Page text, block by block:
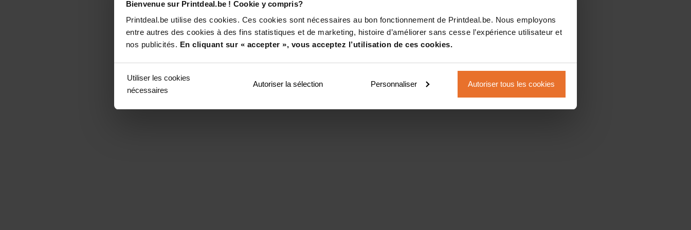
Bienvenue sur Printdeal.be ! Cookie y compris?
Printdeal.be utilise des cookies. Ces cookies sont nécessaires au bon fonctionnement de Printdeal.be. Nous employons
entre autres des cookies à des fins statistiques et de marketing, histoire d’améliorer sans cesse l’expérience utilisateur et
nos publicités. En cliquant sur « accepter », vous acceptez l’utilisation de ces cookies.
Utiliser les cookies
nécessaires
Autoriser la sélection Personnaliser Autoriser tous les cookies